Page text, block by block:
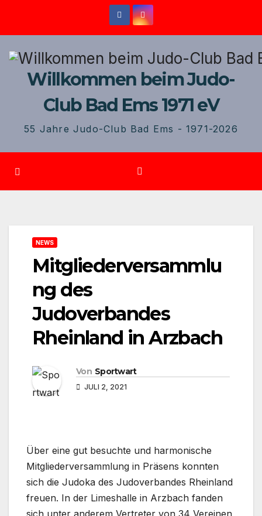
Willkommen beim Judo-
Club Bad Ems 1971 eV
55 Jahre Judo-Club Bad Ems - 1971-2026
NEWS
Mitgliederversammlu
ng des
Judoverbandes
Rheinland in Arzbach
Von Sportwart
JULI 2, 2021
Über eine gut besuchte und harmonische
Mitgliederversammlung in Präsens konnten
sich die Judoka des Judoverbandes Rheinland
freuen. In der Limeshalle in Arzbach fanden
sich unter anderem Vertreter von 34 Vereinen